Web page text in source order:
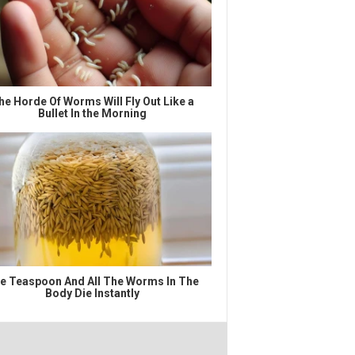
Horde Of Worms Will Fly Out Like a
Bullet In the Morning
Teaspoon And All The Worms In The
Body Die Instantly